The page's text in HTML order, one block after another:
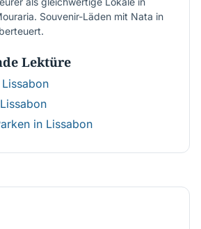
Souvenir-Läden mit Nata in
Lektüre
in Lissabon